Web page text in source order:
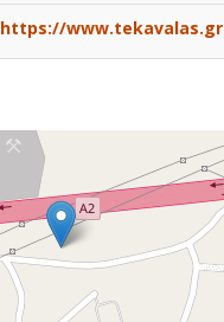
https://www.tekavalas.gr